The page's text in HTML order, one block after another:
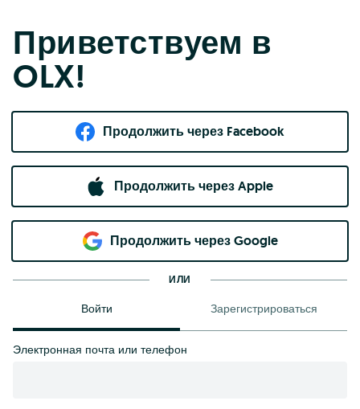
Приветствуем в
OLX!
Продолжить через Facebook
Продолжить через Apple
Продолжить через Google
ИЛИ
Войти Зарегистрироваться
Электронная почта или телефон